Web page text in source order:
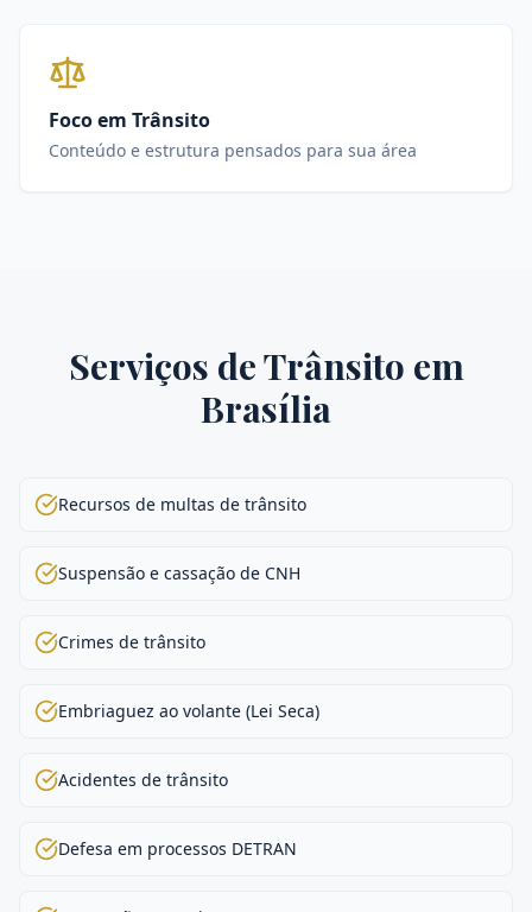
Foco em Trânsito
Conteúdo e estrutura pensados para sua área
Serviços deTrânsito em
Brasília
Recursos de multas de trânsito
Suspensão e cassação de CNH
Crimes de trânsito
Embriaguez ao volante (Lei Seca)
Acidentes de trânsito
Defesa em processos DETRAN